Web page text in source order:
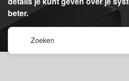
beter.